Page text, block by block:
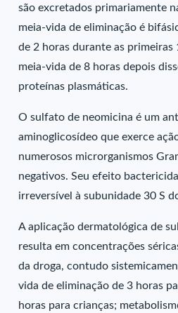
são excretados primariamente
meia-vida de eliminação é
de 2 horas durante as primeiras
meia-vida de 8 horas depois
proteínas plasmáticas.
O sulfato de neomicina é um
aminoglicosídeo que exerce
numerosos microrganismos
negativos. Seu efeito
irreversível à subunidade 30 S
A aplicação dermatológica de
resulta em concentrações
da droga, contudo
vida de eliminação de 3 horas
horas para crianças;